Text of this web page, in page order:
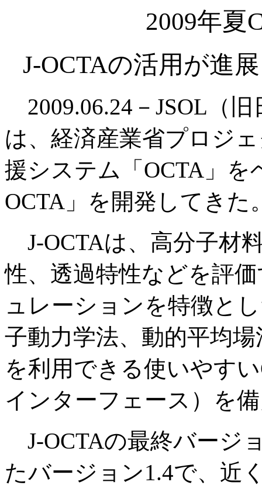
2009年夏
J-OCTAの活用が進
2009.06.24－JSOL（
は、経済産業省プロジ
援システム「OCTA」を
OCTA」を開発してきた
J-OCTAは、高分子材
性、透過特性などを評
ュレーションを特徴と
子動力学法、動的平均
を利用できる使いやす
インターフェース）を
J-OCTAの最終バージ
たバージョン1.4で、近